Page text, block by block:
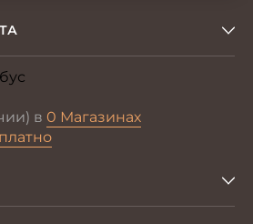
в 0 Магазинах